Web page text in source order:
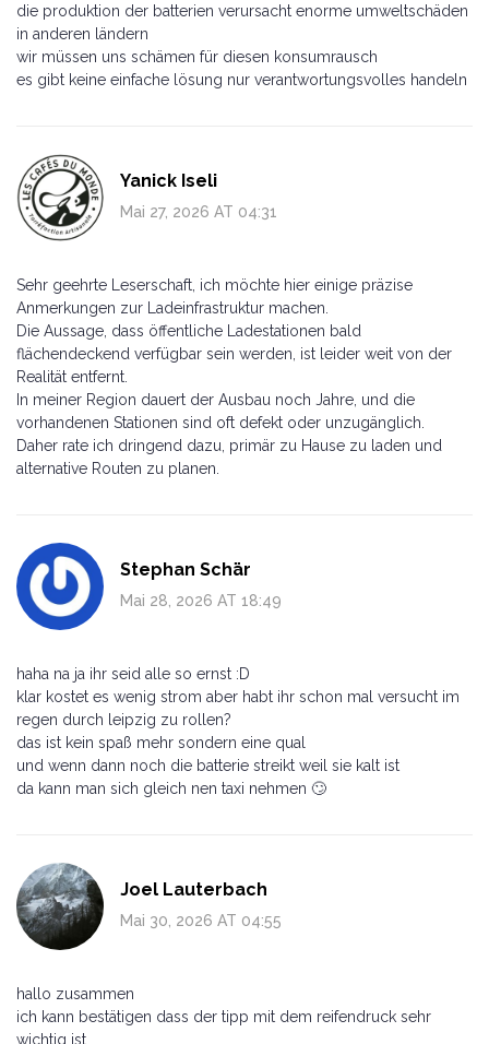
die produktion der batterien verursacht enorme umweltschäden
in anderen ländern
wir müssen uns schämen für diesen konsumrausch
es gibt keine einfache lösung nur verantwortungsvolles handeln
Yanick Iseli
Mai 27, 2026 AT 04:31
Sehr geehrte Leserschaft, ich möchte hier einige präzise
Anmerkungen zur Ladeinfrastruktur machen.
Die Aussage, dass öffentliche Ladestationen bald
flächendeckend verfügbar sein werden, ist leider weit von der
Realität entfernt.
In meiner Region dauert der Ausbau noch Jahre, und die
vorhandenen Stationen sind oft defekt oder unzugänglich.
Daher rate ich dringend dazu, primär zu Hause zu laden und
alternative Routen zu planen.
Stephan Schär
Mai 28, 2026 AT 18:49
haha na ja ihr seid alle so ernst :D
klar kostet es wenig strom aber habt ihr schon mal versucht im
regen durch leipzig zu rollen?
das ist kein spaß mehr sondern eine qual
und wenn dann noch die batterie streikt weil sie kalt ist
da kann man sich gleich nen taxi nehmen 🙄
Joel Lauterbach
Mai 30, 2026 AT 04:55
hallo zusammen
ich kann bestätigen dass der tipp mit dem reifendruck sehr
wichtig ist